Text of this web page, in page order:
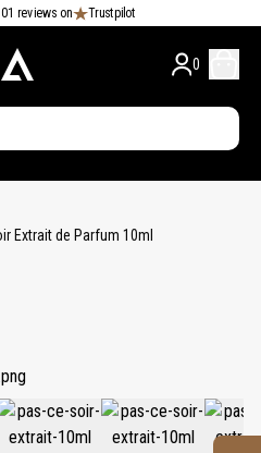
reviews on Trustpilot
0
Extrait de Parfum 10ml